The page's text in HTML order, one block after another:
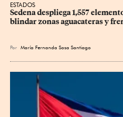
ESTADOS
Sedena despliega 1,557
blindar zonas aguacateras y
Por María Fernanda Sosa Santiago